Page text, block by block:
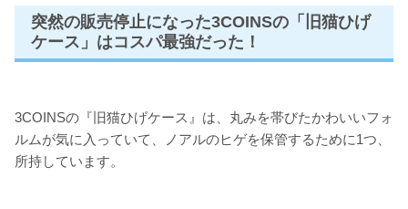
突然の販売停止になった3COINSの「旧猫ひげ
ケース」はコスパ最強だった！
3COINSの『旧猫ひげケース』は、丸みを帯びたかわいいフォ
ルムが気に入っていて、ノアルのヒゲを保管するために1つ、
所持しています。